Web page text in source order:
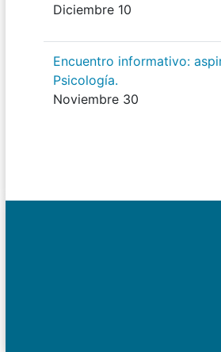
Diciembre 10
Encuentro informativo:
Psicología.
Noviembre 30